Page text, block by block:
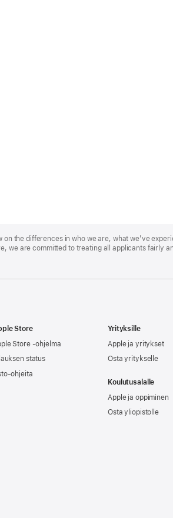
the differences in who we are, what we’ve
are committed to treating all applicants fairly
Store
Store -ohjelma
status
ohjeita
Yrityksille
Apple ja yritykset
Osta yritykselle
Koulutusalalle
Apple ja oppiminen
Osta yliopistolle